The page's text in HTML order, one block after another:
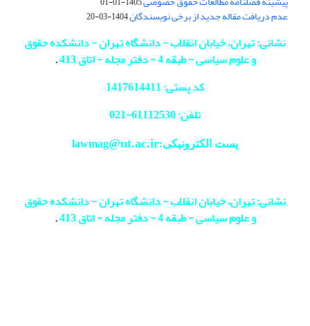
عدم دریافت مقاله جدید از برخی نویسندگان1404-03-20
نشانی: تهران، خیابان انقلاب - دانشگاه تهران - دانشکده حقوق
و علوم سیاسی - طبقه 4 - دفتر مجله - اتاق 413
.
کد پستی: 1417614411
تلفن: 61112530-
021
پست الکترونیکی:lawmag@ut.ac.ir
نشانی: تهران، خیابان انقلاب - دانشگاه تهران - دانشکده حقوق
و علوم سیاسی - طبقه 4 - دفتر مجله - اتاق 413
.